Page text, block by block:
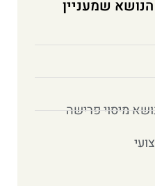
שמעניין
מיסוי פרישה